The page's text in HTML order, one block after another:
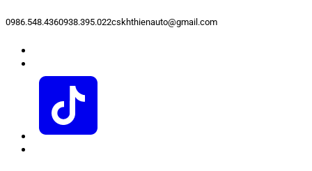
0986.548.4360938.395.022cskhthienauto@gmail.com